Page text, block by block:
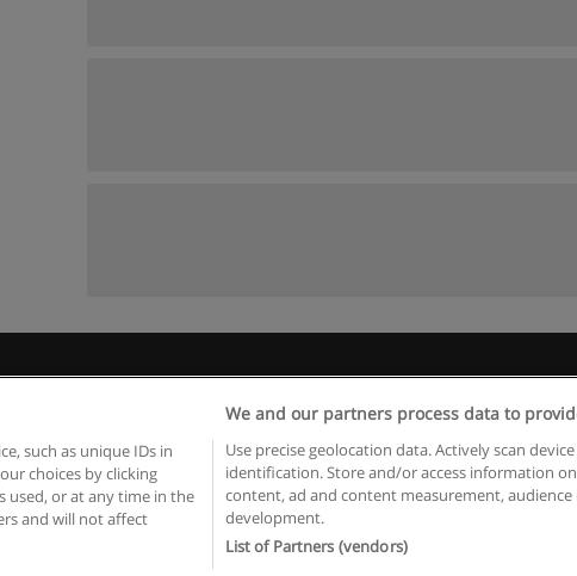
Copyright © Educaedu Business S.L. - CIF : B-95610580: -www.educaedu.ru
such as unique IDs in
choices by clicking
used, or at any time in the
and will not affect
We and our partners process data to
Use precise geolocation data. Actively scan
identification. Store and/or access information
content, ad and content measurement,
development.
List of Partners (vendors)